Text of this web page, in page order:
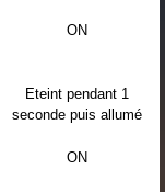
ON
Eteint pendant 1
seconde puis allumé
ON